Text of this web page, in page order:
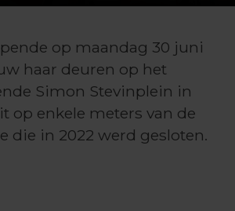
op maandag 30 juni
haar deuren op het
Simon Stevinplein in
op enkele meters van de
die in 2022 werd gesloten.